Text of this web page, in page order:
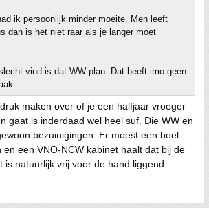
ik persoonlijk minder moeite. Men leeft
dan is het niet raar als je langer moet
vind is dat WW-plan. Dat heeft imo geen
maken over of je een halfjaar vroeger
gaat is inderdaad wel heel suf. Die WW en
bezuinigingen. Er moest een boel
een VNO-NCW kabinet haalt dat bij de
is natuurlijk vrij voor de hand liggend.